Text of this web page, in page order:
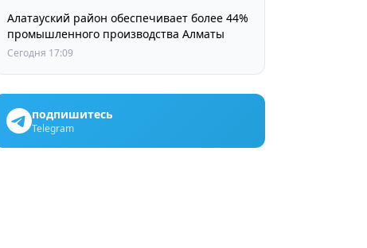
Алатауский район обеспечивает более 44%
промышленного производства Алматы
Сегодня 17:09
подпишитесь
Telegram